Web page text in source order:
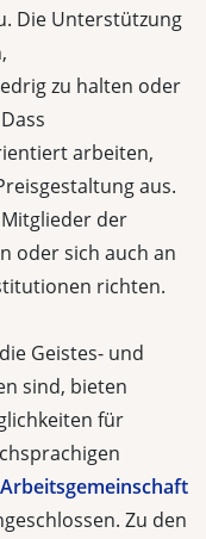
Die Unterstüt­zung
zu halten oder
arbeiten,
aus.
der
oder sich auch an
richten.
Geistes- und
sind, bieten
für
Arbeitsgemeinschaft
Zu den